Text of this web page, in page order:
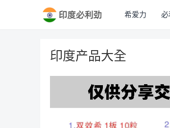
希爱力 必
印度产品大全